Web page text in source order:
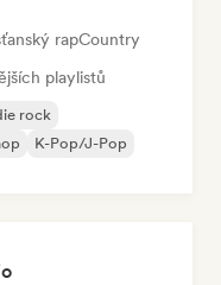
rapCountry
playlistů
rock
K-Pop/J-Pop